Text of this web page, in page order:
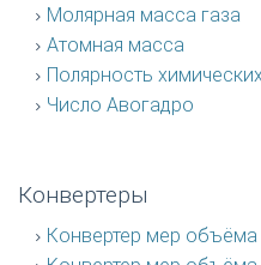
Молярная масса газа
Атомная масса
Полярность
Число Авогадро
Конвертеры
Конвертер мер